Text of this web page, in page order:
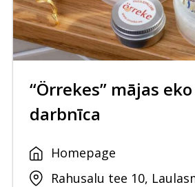
“Örrekes” mājas
darbnīca
Homepage
Rahusalu tee 10,